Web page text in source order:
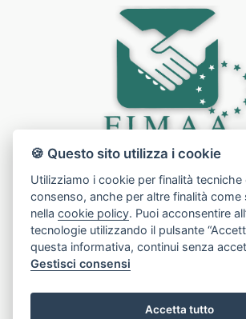
🍪 Questo sito utilizza i cookie
Utilizziamo i cookie per finalità tecniche
consenso, anche per altre finalità come
nellacookie policy. Puoi acconsentire
tecnologie utilizzando il pulsante
questa informativa, continui senza
Gestisci consensi
Accetta tutto